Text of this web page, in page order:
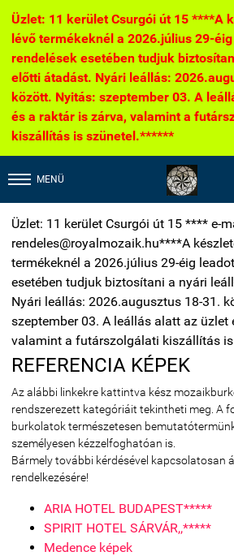
Üzlet: 11 kerület Csurgói út 15 ****A
lévő termékeknél a 2026.július 29-
rendelések esetében tudjuk
előtti átadást. Nyári leállás:
között. Nyitás: szeptember 03. A
és a raktár is zárva, valamint a
kiszállítás is szünetel.******
MENÜ
Üzlet: 11 kerület Csurgói út 15 **** e-
rendeles@royalmozaik.hu****A
termékeknél a 2026.július 29-éig
esetében tudjuk biztosítani a nyári
Nyári leállás: 2026.augusztus 18-31.
szeptember 03. A leállás alatt az üzlet
valamint a futárszolgálati kiszállítás
REFERENCIA KÉPEK
Az alábbi linkekre kattintva kész
rendszerezett kategóriáit tekintheti meg. A
burkolatok természetesen
személyesen kézzelfoghatóan is.
Bármely további kérdésével kapcsolatosan
rendelkezésére!
ARIA HOTEL BUDAPEST*****
SPIRIT HOTEL SÁRVÁR,,*****
Medence képek